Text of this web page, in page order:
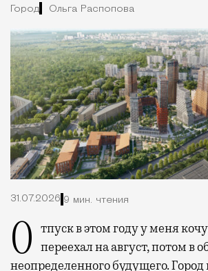
Город Ольга Распопова
31.07.2026 9 мин. чтения
Отпуск в этом году у меня кочует: сначала переехал на август, потом в
неопределенного будущего. Город